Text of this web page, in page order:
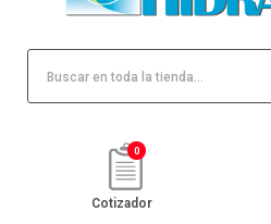
0
Cotizador